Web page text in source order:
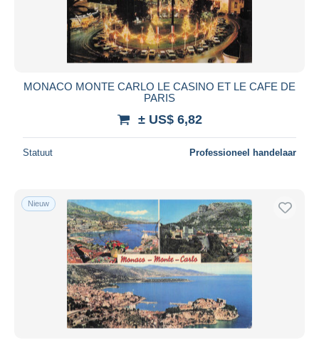
MONACO MONTE CARLO LE CASINO ET LE CAFE DE
PARIS
± US$ 6,82
Statuut Professioneel handelaar
Nieuw